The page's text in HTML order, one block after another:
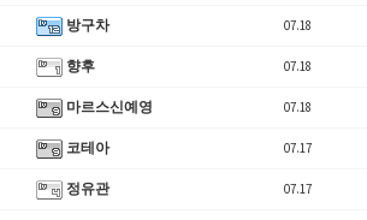
방구차 07.18
향후 07.18
마르스신예영 07.18
코테아 07.17
정유관 07.17